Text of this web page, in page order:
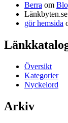
Berra om
Länkbyten.se
gör hemsida
Översikt
Kategorier
Nyckelord
Arkiv